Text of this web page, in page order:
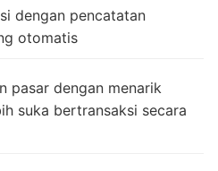
dengan pencatatan
otomatis
pasar dengan menarik
suka bertransaksi secara